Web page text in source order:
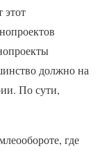
этот
должно на
По сути,
где